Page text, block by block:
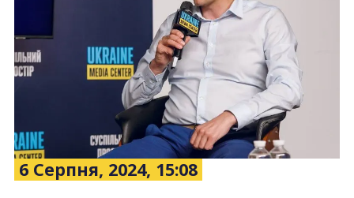
6 Серпня, 2024, 15:08